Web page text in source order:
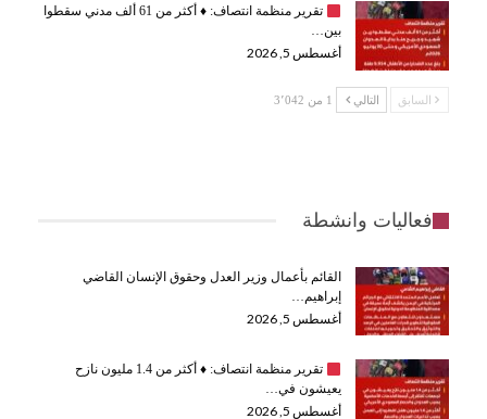
تقرير منظمة انتصاف: ♦️
أكثر من 61 ألف مدني سقطوا
بين…
أغسطس 5, 2026
السابق التالي 1 من 3٬042
فعاليات وانشطة
القائم بأعمال وزير العدل وحقوق الإنسان القاضي
إبراهيم…
أغسطس 5, 2026
تقرير منظمة انتصاف: ♦️
أكثر من 1.4 مليون نازح
يعيشون في…
أغسطس 5, 2026